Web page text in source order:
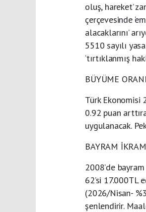
oluş, hareket’
çerçevesinde
alacaklarını’
5510 sayılı
‘tırtıklanmış
BÜYÜME
Türk Ekonomisi
0.92 puan
uygulanacak.
BAYRAM
2008’de
62’si 17.000TL
(2026/Nisan-
şenlendirir.